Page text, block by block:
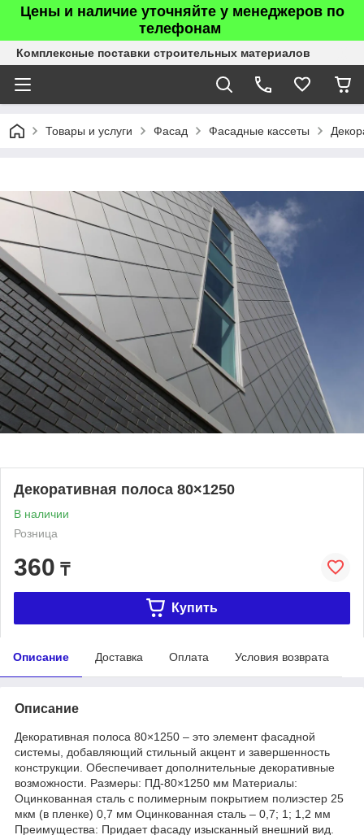
Цены и наличие уточняйте у менеджеров по
телефонам
Комплексные поставки строительных материалов
Товары и услуги Фасад Фасадные кассеты
Декоративная полоса 80×1250
В наличии
Розница
360 ₸
Купить
Описание Доставка Оплата Условия возврата
Описание
Декоративная полоса 80×1250 – это элемент фасадной
системы, добавляющий стильный акцент и завершенность
конструкции. Обеспечивает дополнительные декоративные
возможности. Размеры: ПД-80×1250 мм Материалы:
Оцинкованная сталь с полимерным покрытием полиэстер 25
мкм (в пленке) 0,7 мм Оцинкованная сталь – 0,7; 1; 1,2 мм
Преимущества: Придает фасаду изысканный внешний вид.